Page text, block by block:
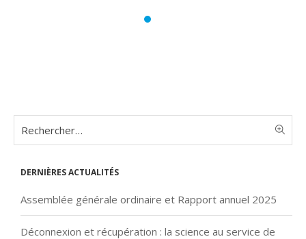
Dernières actualités
Assemblée générale ordinaire et Rapport annuel 2025
Déconnexion et récupération : la science au service de